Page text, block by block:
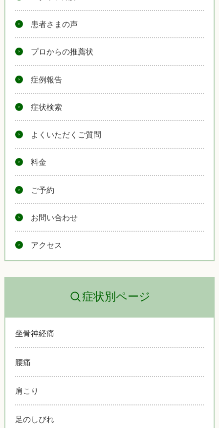
患者さまの声
プロからの推薦状
症例報告
症状検索
よくいただくご質問
料金
ご予約
お問い合わせ
アクセス
症状別ページ
坐骨神経痛
腰痛
肩こり
足のしびれ